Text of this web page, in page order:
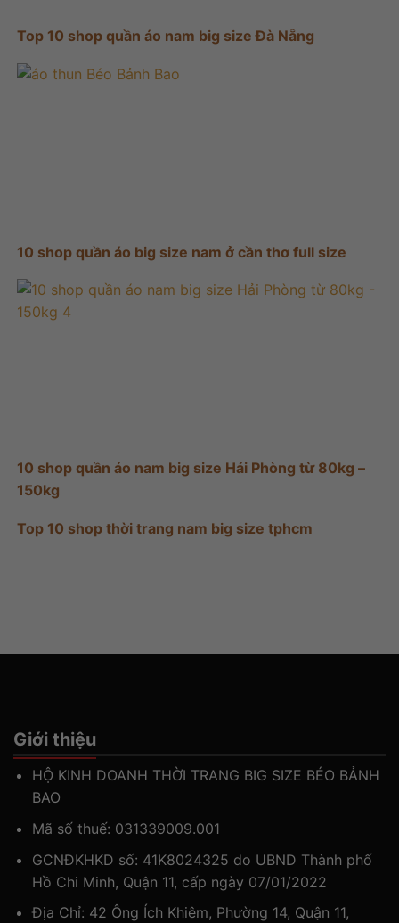
Top 10 shop quần áo nam big size Đà Nẵng
10 shop quần áo big size nam ở cần thơ full size
10 shop quần áo nam big size Hải Phòng từ 80kg –
150kg
Top 10 shop thời trang nam big size tphcm
Giới thiệu
HỘ KINH DOANH THỜI TRANG BIG SIZE BÉO BẢNH
BAO
Mã số thuế: 031339009.001
GCNĐKHKD số: 41K8024325 do UBND Thành phố
Hồ Chi Minh, Quận 11, cấp ngày 07/01/2022
Địa Chỉ: 42 Ông Ích Khiêm, Phường 14, Quận 11,